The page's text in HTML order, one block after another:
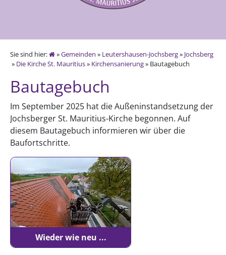
Sie sind hier: »Gemeinden » Leutershausen-Jochsberg» Jochsberg
» Die Kirche St. Mauritius» Kirchensanierung» Bautagebuch
Bautagebuch
Im September 2025 hat die Außeninstandsetzung der
Jochsberger St. Mauritius-Kirche begonnen. Auf
diesem Bautagebuch informieren wir über die
Baufortschritte.
Wieder wie neu ...